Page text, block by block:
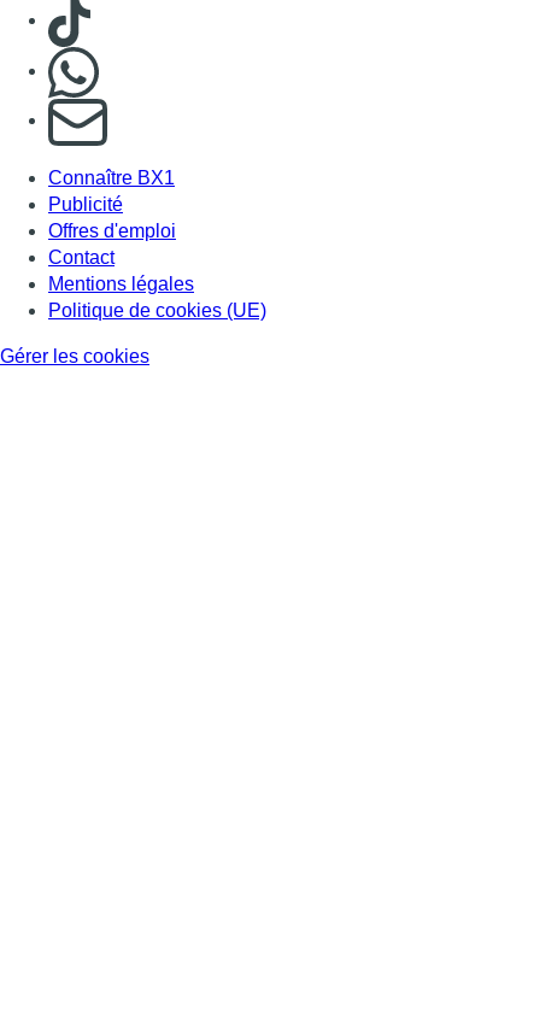
Consulter TikTok
S'abonner à notre newsletter
Connaître BX1
Publicité
Offres d'emploi
Contact
Mentions légales
Politique de cookies (UE)
Gérer les cookies